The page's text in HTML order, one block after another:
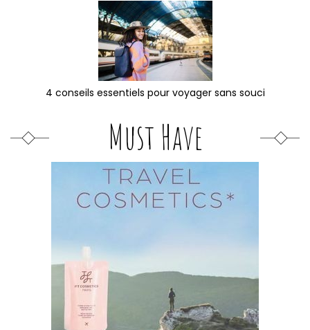
4 conseils essentiels pour voyager sans souci
Must Have